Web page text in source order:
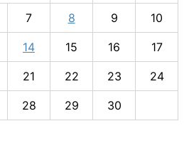
7 8 9 10
14 15 16 17
21 22 23 24
28 29 30